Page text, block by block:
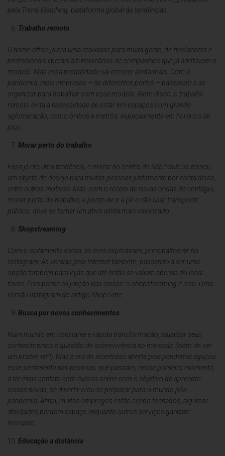
pela Trend Watching, plataforma global de tendências.
Trabalho remoto
O home office já era uma realidade para muita gente, de freelancers e
profissionais liberais a funcionários de companhias que já adotavam o
modelo. Mas essa modalidade vai crescer ainda mais. Com a
pandemia, mais empresas – de diferentes portes – passaram a se
organizar para trabalhar com esse modelo. Além disso, o trabalho
remoto evita a necessidade de estar em espaços com grande
aglomeração, como ônibus e metrôs, especialmente em horários de
pico.
Morar perto do trabalho
Essa já era uma tendência, e morar no centro de São Paulo se tornou
um objeto de desejo para muitas pessoas justamente por conta disso,
entre outros motivos. Mas, com o receio de novas ondas de contágio,
morar perto do trabalho, a ponto de ir a pé e não usar transporte
público, deve se tornar um ativo ainda mais valorizado.
Shopstreaming
Com o isolamento social, as lives explodiram, principalmente no
Instagram. As vendas pela Internet também, passando a ser uma
opção também para lojas que até então se valiam apenas do local
físico. Pois pense na junção das coisas: o shopstreaming é isso. Uma
versão Instagram do antigo ShopTime.
Busca por novos conhecimentos
Num mundo em constante e rápida transformação, atualizar seus
conhecimentos é questão de sobrevivência no mercado (além de ser
um prazer, né?). Mas a era de incertezas aberta pela pandemia aguçou
esse sentimento nas pessoas, que passam, nesse primeiro momento,
a ter mais contato com cursos online com o objetivo de aprender
coisas novas, se divertir e/ou se preparar para o mundo pós-
pandemia. Afinal, muitos empregos estão sendo fechados, algumas
atividades perdem espaço enquanto outros serviços ganham
mercado.
Educação a distância